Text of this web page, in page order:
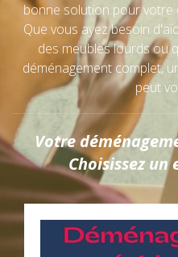
bonne solution pour votre
Que vous ayez besoin
des meubles lourds ou
déménagement complet,
peut
Votre
Choisissez